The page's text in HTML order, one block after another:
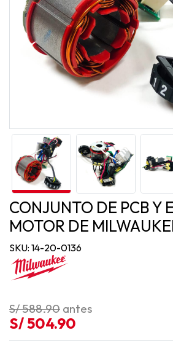
CONJUNTO DE PCB Y
MOTOR DE
SKU: 14-20-0136
S/ 588.90 antes
S/ 504.90